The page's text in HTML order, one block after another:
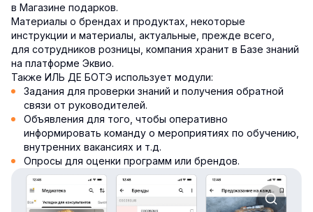
в Магазине подарков.
Материалы о брендах и продуктах, некоторые
инструкции и материалы, актуальные, прежде всего,
для сотрудников розницы, компания хранит в Базе знаний
на платформе Эквио.
Также ИЛЬ ДЕ БОТЭ использует модули:
Задания для проверки знаний и получения обратной
связи от руководителей.
Объявления для того, чтобы оперативно
информировать команду о мероприятиях по обучению,
внутренних вакансиях и т.д.
Опросы для оценки программ или брендов.